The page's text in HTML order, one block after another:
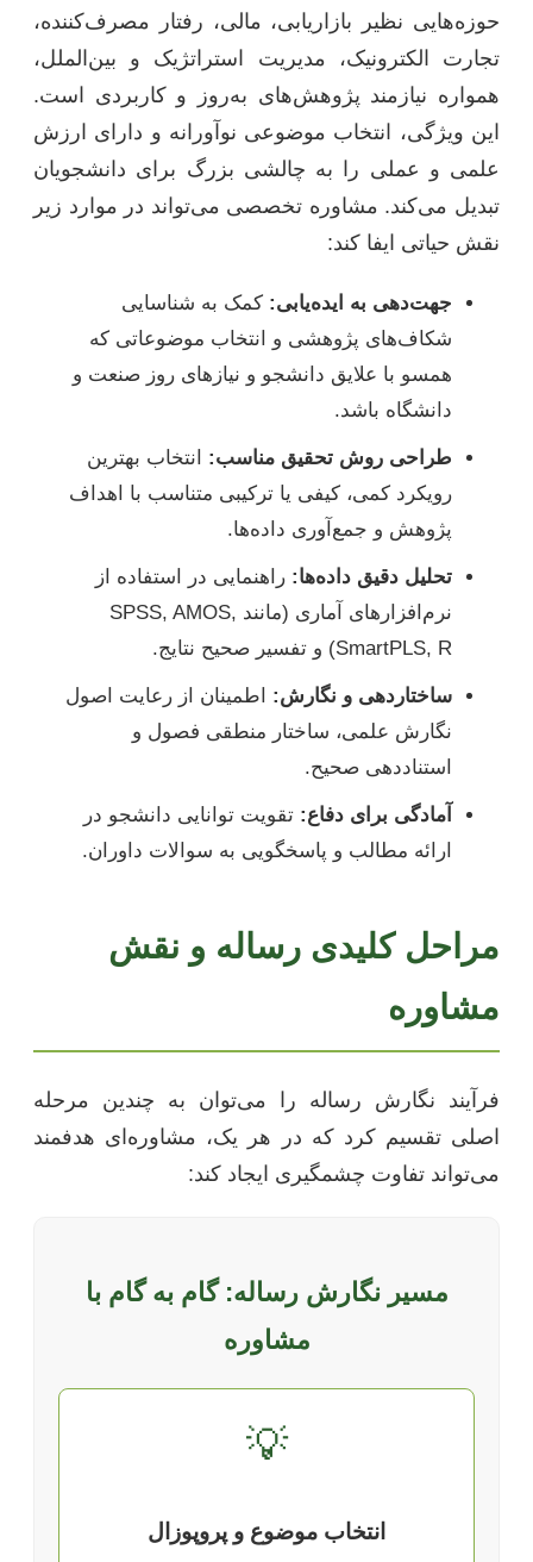
حوزه‌هایی نظیر بازاریابی، مالی، رفتار مصرف‌کننده،
تجارت الکترونیک، مدیریت استراتژیک و بین‌الملل،
همواره نیازمند پژوهش‌های به‌روز و کاربردی است.
این ویژگی، انتخاب موضوعی نوآورانه و دارای ارزش
علمی و عملی را به چالشی بزرگ برای دانشجویان
تبدیل می‌کند. مشاوره تخصصی می‌تواند در موارد زیر
نقش حیاتی ایفا کند:
جهت‌دهی به ایده‌یابی: کمک به شناسایی
شکاف‌های پژوهشی و انتخاب موضوعاتی که
همسو با علایق دانشجو و نیازهای روز صنعت و
دانشگاه باشد.
طراحی روش تحقیق مناسب: انتخاب بهترین
رویکرد کمی، کیفی یا ترکیبی متناسب با اهداف
پژوهش و جمع‌آوری داده‌ها.
تحلیل دقیق داده‌ها: راهنمایی در استفاده از
نرم‌افزارهای آماری (مانند SPSS, AMOS,
SmartPLS, R) و تفسیر صحیح نتایج.
ساختاردهی و نگارش: اطمینان از رعایت اصول
نگارش علمی، ساختار منطقی فصول و
استناددهی صحیح.
آمادگی برای دفاع: تقویت توانایی دانشجو در
ارائه مطالب و پاسخگویی به سوالات داوران.
مراحل کلیدی رساله و نقش
مشاوره
فرآیند نگارش رساله را می‌توان به چندین مرحله
اصلی تقسیم کرد که در هر یک، مشاوره‌ای هدفمند
می‌تواند تفاوت چشمگیری ایجاد کند:
مسیر نگارش رساله: گام به گام با
مشاوره
💡
انتخاب موضوع و پروپوزال